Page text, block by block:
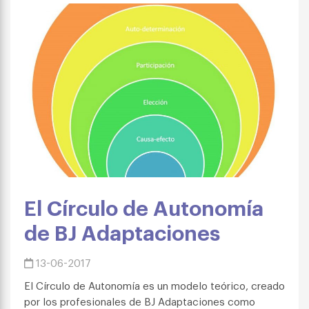
El Círculo de Autonomía
de BJ Adaptaciones
13-06-2017
El Círculo de Autonomía es un modelo teórico, creado
por los profesionales de BJ Adaptaciones como